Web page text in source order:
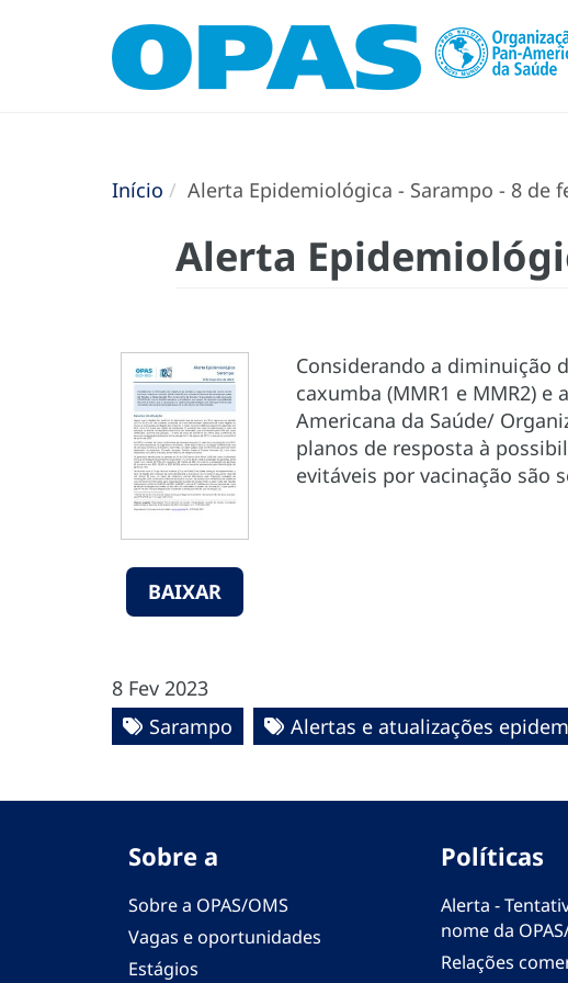
Início Alerta Epidemiológica - Sarampo - 8 de
Alerta
BAIXAR
Considerando a diminuição
caxumba (MMR1 e MMR2)
Americana da Saúde/
planos de resposta à
evitáveis por vacinação são
8 Fev 2023
Sarampo
Alertas e atualizações
Sobre a
Sobre a OPAS/OMS
Vagas e oportunidades
Estágios
Políticas
Alerta -
nome da
Relações